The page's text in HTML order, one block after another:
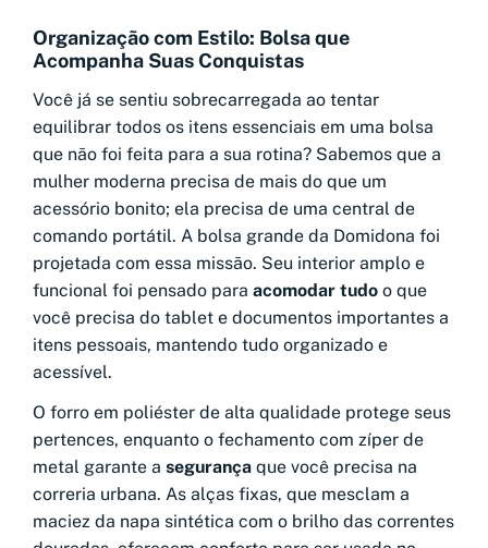
Organização com Estilo: Bolsa que
Acompanha Suas Conquistas
Você já se sentiu sobrecarregada ao tentar
equilibrar todos os itens essenciais em uma bolsa
que não foi feita para a sua rotina? Sabemos que a
mulher moderna precisa de mais do que um
acessório bonito; ela precisa de uma central de
comando portátil. A bolsa grande da Domidona foi
projetada com essa missão. Seu interior amplo e
funcional foi pensado para acomodar tudo o que
você precisa do tablet e documentos importantes a
itens pessoais, mantendo tudo organizado e
acessível.
O forro em poliéster de alta qualidade protege seus
pertences, enquanto o fechamento com zíper de
metal garante a segurança que você precisa na
correria urbana. As alças fixas, que mesclam a
maciez da napa sintética com o brilho das correntes